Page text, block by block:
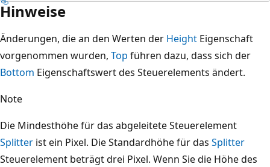
Hinweise
Änderungen, die an den Werten der Height Eigenschaft
vorgenommen wurden, Top führen dazu, dass sich der
Bottom Eigenschaftswert des Steuerelements ändert.
Note
Die Mindesthöhe für das abgeleitete Steuerelement
Splitter ist ein Pixel. Die Standardhöhe für das Splitter
Steuerelement beträgt drei Pixel. Wenn Sie die Höhe des